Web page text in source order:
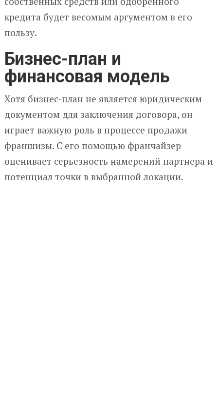
кредита будет весомым аргументом в его
пользу.
Бизнес-план и
финансовая модель
Хотя бизнес-план не является юридическим
документом для заключения договора, он
играет важную роль в процессе продажи
франшизы. С его помощью франчайзер
оценивает серьезность намерений партнера и
потенциал точки в выбранной локации.